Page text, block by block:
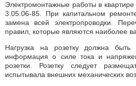
Электромонтажные работы в
3.05.06-85. При капитальном
замена всей электропроводки.
правил, которые являются наиболее
Нагрузка на розетку должна
информация о силе тока и
розетки. Розетку следует
испытывала внешних механических